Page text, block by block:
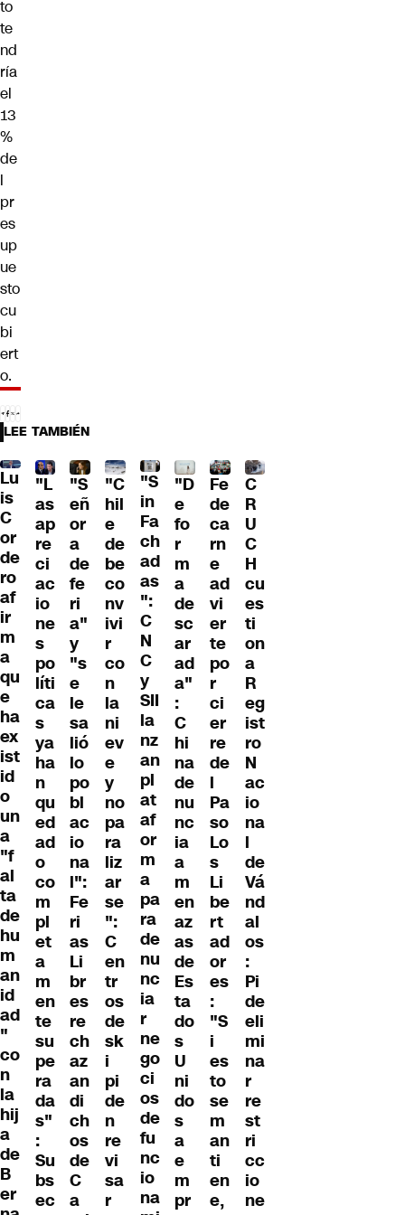
to
te
nd
ría
el
13
%
de
l
pr
es
up
ue
sto
cu
bi
ert
o.
LEE TAMBIÉN
Lu
is
C
or
de
ro
af
ir
m
a
qu
e
ha
ex
ist
id
o
un
a
"f
al
ta
de
hu
m
an
id
ad
"
co
n
la
hij
a
de
B
er
"L
as
ap
re
ci
ac
io
ne
s
po
líti
ca
s
ya
ha
n
qu
ed
ad
o
co
m
pl
et
a
m
en
te
su
pe
ra
da
s"
:
Su
bs
ec
"S
eñ
or
a
de
fe
ri
a"
y
"s
e
le
sa
lió
lo
po
bl
ac
io
na
l":
Fe
ri
as
Li
br
es
re
ch
az
an
di
ch
os
de
C
a
"C
hil
e
de
be
co
nv
ivi
r
co
n
la
ni
ev
e
y
no
pa
ra
liz
ar
se
":
C
en
tr
os
de
sk
i
pi
de
n
re
vi
sa
r
"S
in
Fa
ch
ad
as
":
C
N
C
y
SII
la
nz
an
pl
at
af
or
m
a
pa
ra
de
nu
nc
ia
r
ne
go
ci
os
de
fu
nc
io
na
"D
e
fo
r
m
a
de
sc
ar
ad
a"
:
C
hi
na
de
nu
nc
ia
a
m
en
az
as
de
Es
ta
do
s
U
ni
do
s
a
e
m
pr
Fe
de
ca
rn
e
ad
vi
er
te
po
r
ci
er
re
de
l
Pa
so
Lo
s
Li
be
rt
ad
or
es
:
"S
i
es
to
se
m
an
ti
en
e,
C
R
U
C
H
cu
es
ti
on
a
R
eg
ist
ro
N
ac
io
na
l
de
Vá
nd
al
os
:
Pi
de
eli
mi
na
r
re
st
ri
cc
io
ne